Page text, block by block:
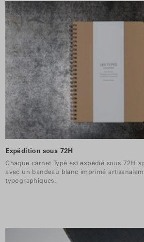
Expédition sous 72H
Chaque carnet Typé est expédié sous 72H
avec un bandeau blanc imprimé
typographiques.